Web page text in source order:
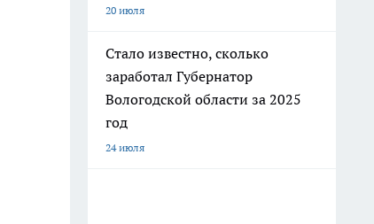
20 июля
Стало известно, сколько
заработал Губернатор
Вологодской области за 2025
год
24 июля